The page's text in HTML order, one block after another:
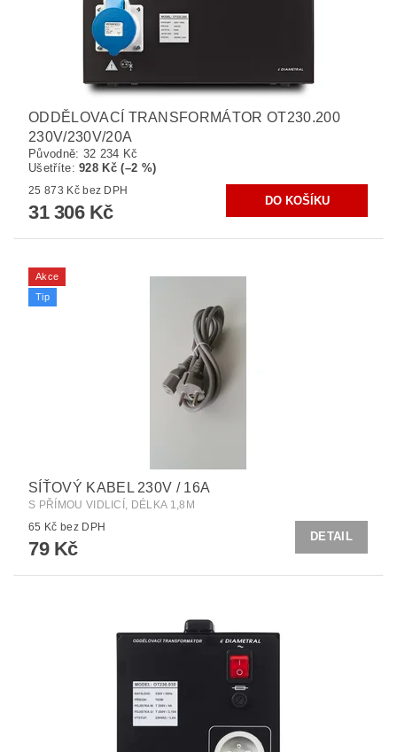
ODDĚLOVACÍ TRANSFORMÁTOR OT230.200
230V/230V/20A
Původně: 32 234 Kč
Ušetříte:928 Kč (–2 %)
25 873 Kč bez DPH
31 306 Kč
Akce
Tip
SÍŤOVÝ KABEL 230V / 16A
S PŘÍMOU VIDLICÍ, DÉLKA 1,8M
65 Kč bez DPH
79 Kč
DETAIL